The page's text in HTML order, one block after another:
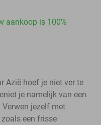
aankoop is 100%
Azië hoef je niet ver te
je namelijk van een
Verwen jezelf met
een frisse